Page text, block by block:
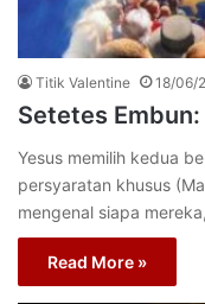
Titik Valentine 18/06/
Setetes
Yesus memilih kedua
persyaratan khusus
mengenal siapa
Read More »